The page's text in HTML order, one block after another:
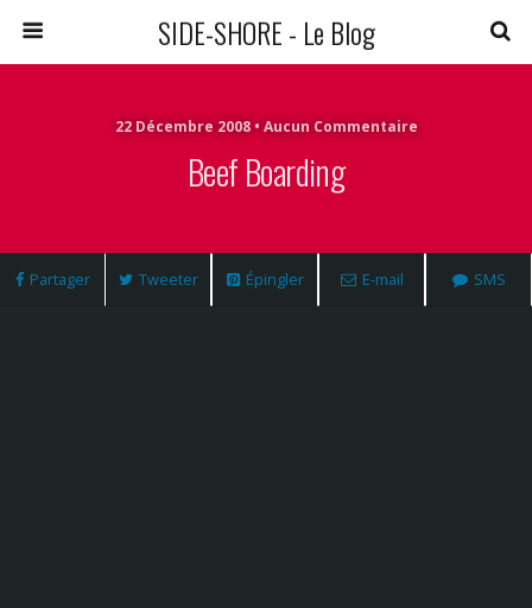
SIDE-SHORE - Le Blog
22 Décembre 2008 • Aucun Commentaire
Beef Boarding
Partager Tweeter Épingler E-mail SMS